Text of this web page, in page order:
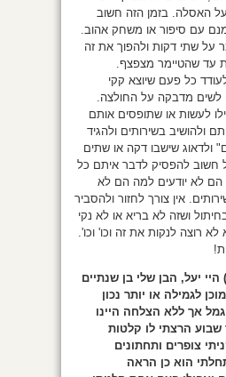
האסלה. בזמן הזה חשוב
עם סיפור או משחק אהוב.
על שתי דקות ולהפוך את זה
עד שהטיימר מצפצף.
כל פעם שיוצא קקי
לשים מדבקה על החולצה.
לעשות או שתופסים אותם
ולהושיב בשירותים ולהגיד
ולדאוג שישבו דקה או שתים
להפסיק לדבר איתם כל
לא יודעים למה הם לא
אין צורך לחזור ולהסביר
ושזה לא בריא או לא נקי
רוצה לנקות את זה וכו' וכו'.
היי יעל, הבן שלי בן שנתיים
לגמילה או יותר נכון
אך ללא הצלחה היינו
הרצתי לו קלטות
צופרים ותחתונים
הוא כן הראה